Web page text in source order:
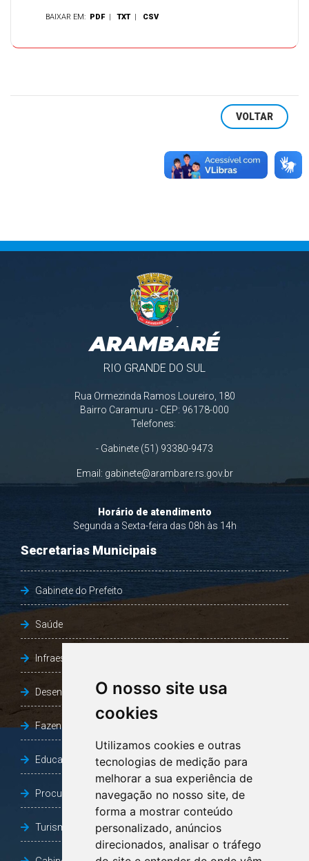
O nosso site usa
cookies
Utilizamos cookies e outras
tecnologias de medição para
melhorar a sua experiência de
navegação no nosso site, de
forma a mostrar conteúdo
personalizado, anúncios
direcionados, analisar o tráfego
BAIXAR EM: PDF |TXT | CSV
VOLTAR
ARAMBARÉ
RIO GRANDE DO SUL
Rua Ormezinda Ramos Loureiro, 180
Bairro Caramuru - CEP: 96178-000
Telefones:
- Gabinete (51) 93380-9473
Email: gabinete@arambare.rs.gov.br
Horário de atendimento
Segunda a Sexta-feira das 08h às 14h
Secretarias Municipais
Gabinete do Prefeito
Saúde
Infraestrutura, Agricultura e Meio Ambiente
Desenvolvimento Social
Fazenda e Desenvolvimento Econômico
Educação
Procuradoria Geral do Município
Turismo, Desporto e Cultura